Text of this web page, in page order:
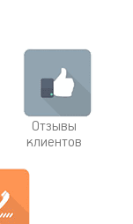
Отзывы
клиентов